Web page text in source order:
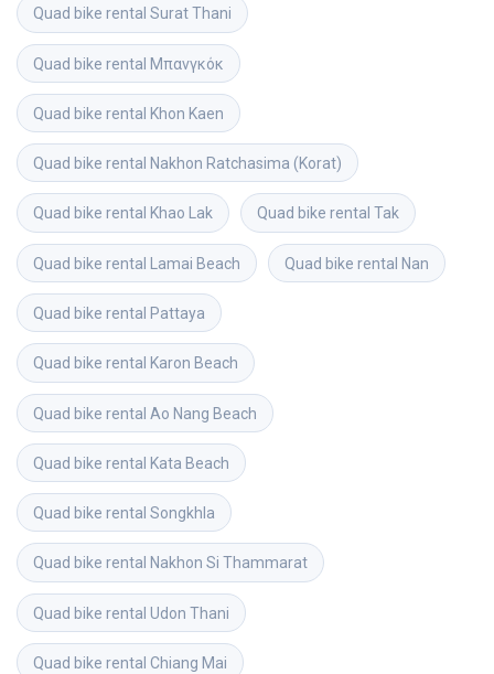
Quad bike rental Surat Thani
Quad bike rental Μπανγκόκ
Quad bike rental Khon Kaen
Quad bike rental Nakhon Ratchasima (Korat)
Quad bike rental Khao Lak Quad bike rental Tak
Quad bike rental Lamai Beach Quad bike rental Nan
Quad bike rental Pattaya
Quad bike rental Karon Beach
Quad bike rental Ao Nang Beach
Quad bike rental Kata Beach
Quad bike rental Songkhla
Quad bike rental Nakhon Si Thammarat
Quad bike rental Udon Thani
Quad bike rental Chiang Mai